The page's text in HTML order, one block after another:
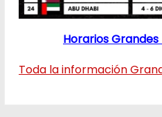
Horarios
Toda la información